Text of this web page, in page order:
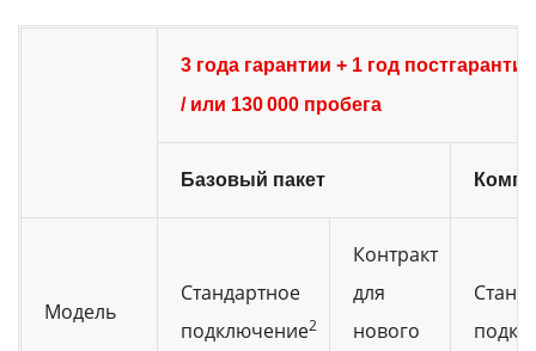
3 года гарантии + 1 год
/ или 130 000 пробега
Базовый пакет
Модель
Стандартное
подключение2
Контракт
для
нового